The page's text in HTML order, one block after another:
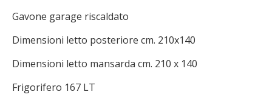
Gavone garage riscaldato
Dimensioni letto posteriore cm. 210x140
Dimensioni letto mansarda cm. 210 x 140
Frigorifero 167 LT